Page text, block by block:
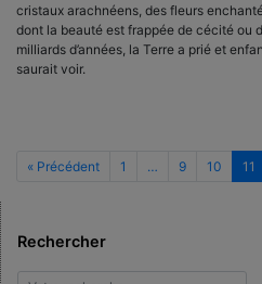
cristaux arachnéens, des fleurs
dont la beauté est frappée de cécité ou
milliards d’années, la Terre a prié et
saurait voir.
« Précédent 1 … 9 10 11
Rechercher